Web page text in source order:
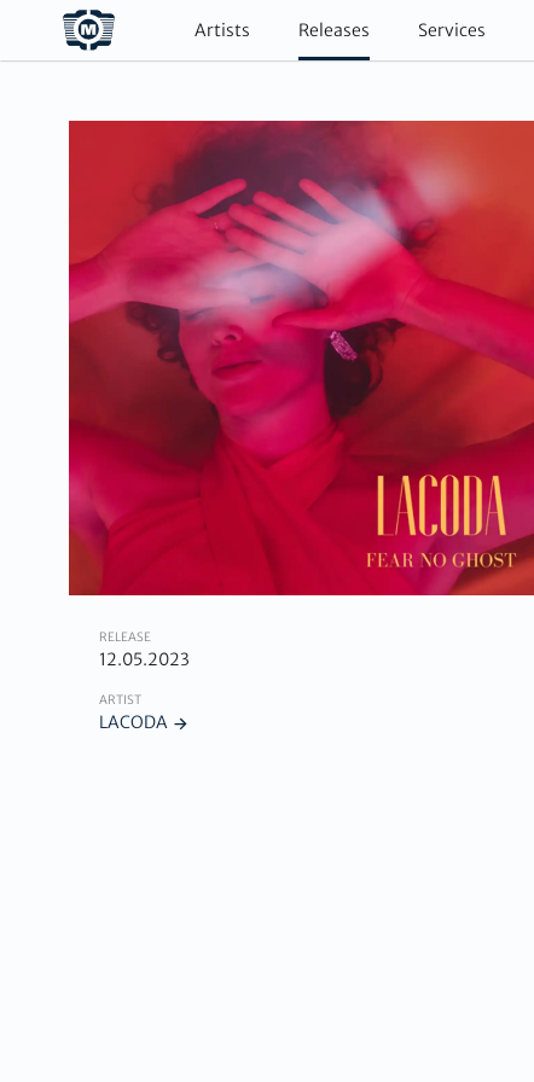
Artists Releases Services
RELEASE
12.05.2023
ARTIST
LACODA